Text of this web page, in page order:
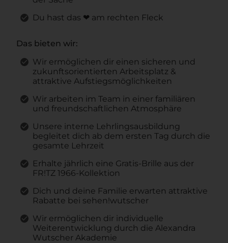
Du hast das ❤ am rechten Fleck
Das bieten wir:
Wir ermöglichen dir einen sicheren und
zukunftsorientierten Arbeitsplatz &
attraktive Aufstiegsmöglichkeiten
Wir arbeiten im Team in einer familiären
und freundschaftlichen Atmosphäre
Unsere interne Lehrlingsausbildung
begleitet dich ab dem ersten Tag durch die
gesamte Lehrzeit
Erhalte jährlich eine Gratis-Brille aus der
FR!TZ 1966-Kollektion
Dich und deine Familie erwarten attraktive
Rabatte bei sehen!wutscher
Wir ermöglichen dir individuelle
Weiterentwicklung durch die Alexandra
Wutscher Akademie